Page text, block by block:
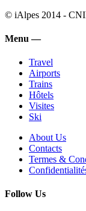
© iAlpes 2014 -
Menu —
Travel
Airports
Trains
Hôtels
Visites
Ski
About Us
Contacts
Termes &
Follow Us